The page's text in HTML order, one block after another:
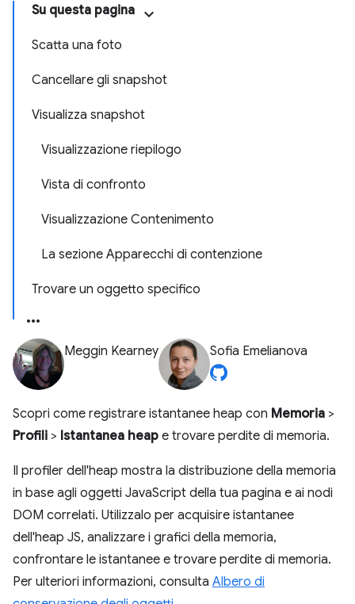
Su questa pagina
Scatta una foto
Cancellare gli snapshot
Visualizza snapshot
Visualizzazione riepilogo
Vista di confronto
Visualizzazione Contenimento
La sezione Apparecchi di contenzione
Trovare un oggetto specifico
Meggin Kearney Sofia Emelianova
Scopri come registrare istantanee heap con Memoria >
Profili > Istantanea heap e trovare perdite di memoria.
Il profiler dell'heap mostra la distribuzione della memoria
in base agli oggetti JavaScript della tua pagina e ai nodi
DOM correlati. Utilizzalo per acquisire istantanee
dell'heap JS, analizzare i grafici della memoria,
confrontare le istantanee e trovare perdite di memoria.
Per ulteriori informazioni, consulta Albero di